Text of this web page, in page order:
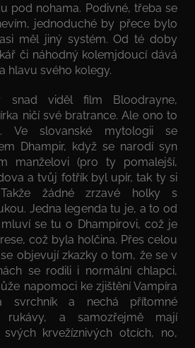
pod nohama. Podivné, třeba se
jednoduché by přece bylo
měl jiný systém. Od té doby
či náhodný kolemjdoucí dává
hlavu svého kolegy.
viděl film Bloodrayne,
ničí své bratrance. Ale ono to
Ve slovanské mytologii se
Dhampir, když se narodí syn
manželovi (pro ty pomalejší,
a tvůj fotřík byl upír, tak ty si
Takže žádné zrzavé holky s
Jedna legenda tu je, a to od
se tu o Dhampirovi, což je
což byla holčina. Přes celou
objevují zkazky o tom, že se v
se rodili i normální chlapci,
napomoci ke zjištění Vampíra
a nechá přítomné
rukávy, a samozřejmě mají
krvežíznivých otcích, no,